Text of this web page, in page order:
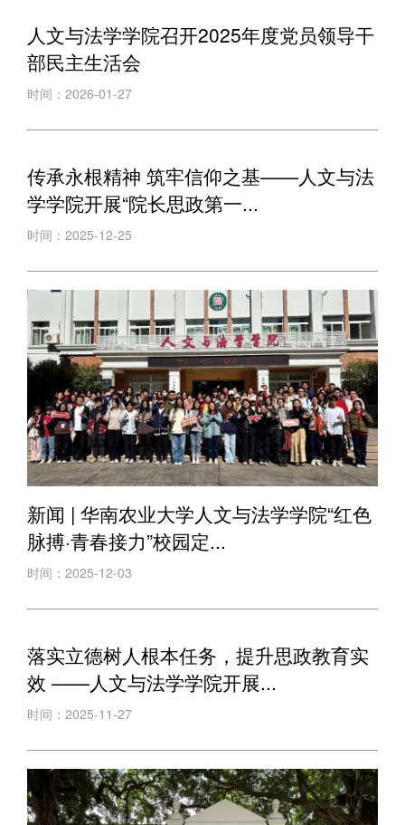
人文与法学学院召开2025年度党员领导干
部民主生活会
时间：2026-01-27
传承永根精神 筑牢信仰之基——人文与法
学学院开展“院长思政第一...
时间：2025-12-25
新闻 | 华南农业大学人文与法学学院“红色
脉搏·青春接力”校园定...
时间：2025-12-03
落实立德树人根本任务，提升思政教育实
效 ——人文与法学学院开展...
时间：2025-11-27